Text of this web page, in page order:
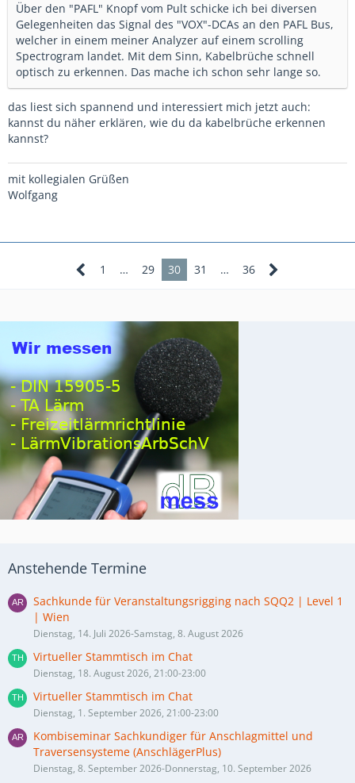
Über den "PAFL" Knopf vom Pult schicke ich bei diversen
Gelegenheiten das Signal des "VOX"-DCAs an den PAFL Bus,
welcher in einem meiner Analyzer auf einem scrolling
Spectrogram landet. Mit dem Sinn, Kabelbrüche schnell
optisch zu erkennen. Das mache ich schon sehr lange so.
das liest sich spannend und interessiert mich jetzt auch:
kannst du näher erklären, wie du da kabelbrüche erkennen
kannst?
mit kollegialen Grüßen
Wolfgang
1 … 29 30 31 … 36
Anstehende Termine
Sachkunde für Veranstaltungsrigging nach SQQ2 | Level 1
| Wien
Dienstag, 14. Juli 2026-Samstag, 8. August 2026
Virtueller Stammtisch im Chat
Dienstag, 18. August 2026, 21:00-23:00
Virtueller Stammtisch im Chat
Dienstag, 1. September 2026, 21:00-23:00
Kombiseminar Sachkundiger für Anschlagmittel und
Traversensysteme (AnschlägerPlus)
Dienstag, 8. September 2026-Donnerstag, 10. September 2026